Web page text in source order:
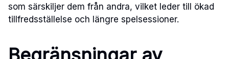
som särskiljer dem från andra, vilket leder till ökad
tillfredsställelse och längre spelsessioner.